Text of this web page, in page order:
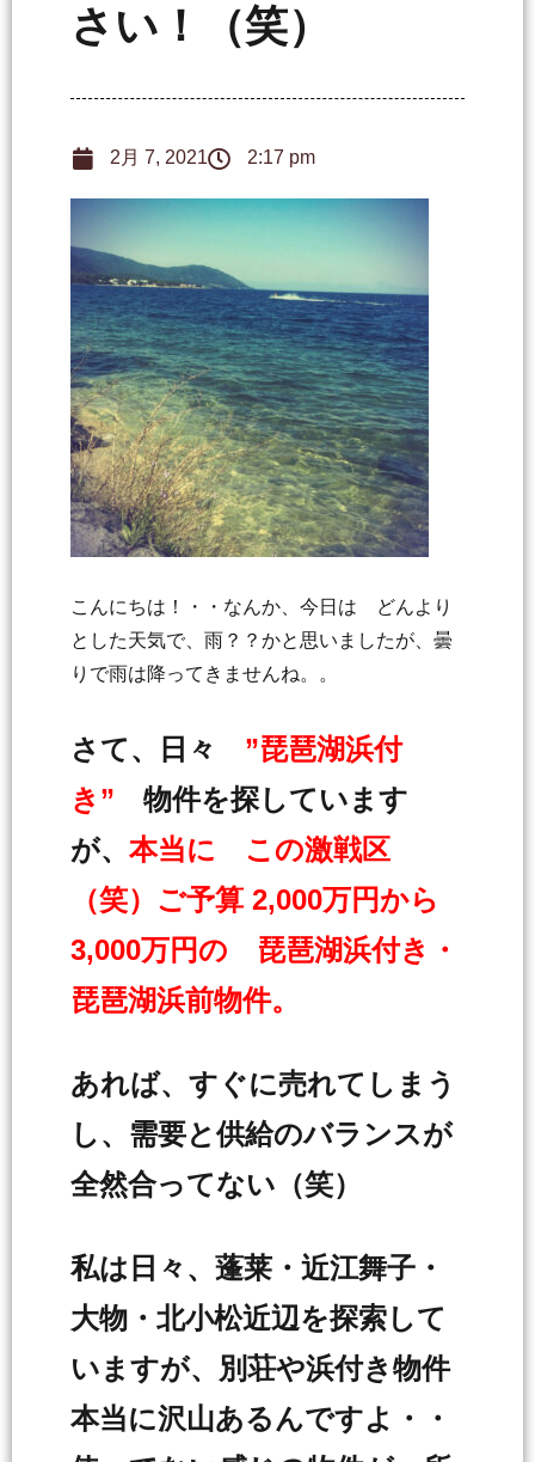
さい！（笑）
2月 7, 2021 2:17 pm
こんにちは！・・なんか、今日は どんより
とした天気で、雨？？かと思いましたが、曇
りで雨は降ってきませんね。。
さて、日々 ”琵琶湖浜付
き” 物件を探しています
が、 本当に この激戦区
（笑）ご予算 2,000万円から
3,000万円の 琵琶湖浜付き・
琵琶湖浜前物件。
あれば、すぐに売れてしまう
し、需要と供給のバランスが
全然合ってない（笑）
私は日々、蓬莱・近江舞子・
大物・北小松近辺を探索して
いますが、別荘や浜付き物件
本当に沢山あるんですよ・・